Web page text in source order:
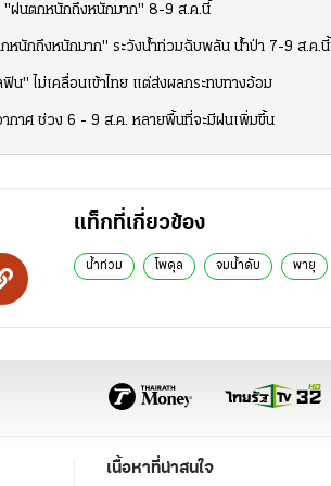
"ฝนตกหนักถึงหนักมาก" 8-9 ส.ค.นี้
หนักถึงหนักมาก" ระวังน้ำท่วมฉับพลัน น้ำป่า 7-9 ส.ค.นี้
น" ไม่เคลื่อนเข้าไทย แต่ส่งผลกระทบทางอ้อม
กาศ ช่วง 6 - 9 ส.ค. หลายพื้นที่จะมีฝนเพิ่มขึ้น
แท็กที่เกี่ยวข้อง
น้ำท่วม โพดุล จมน้ำดับ พายุ
เนื้อหาที่น่าสนใจ